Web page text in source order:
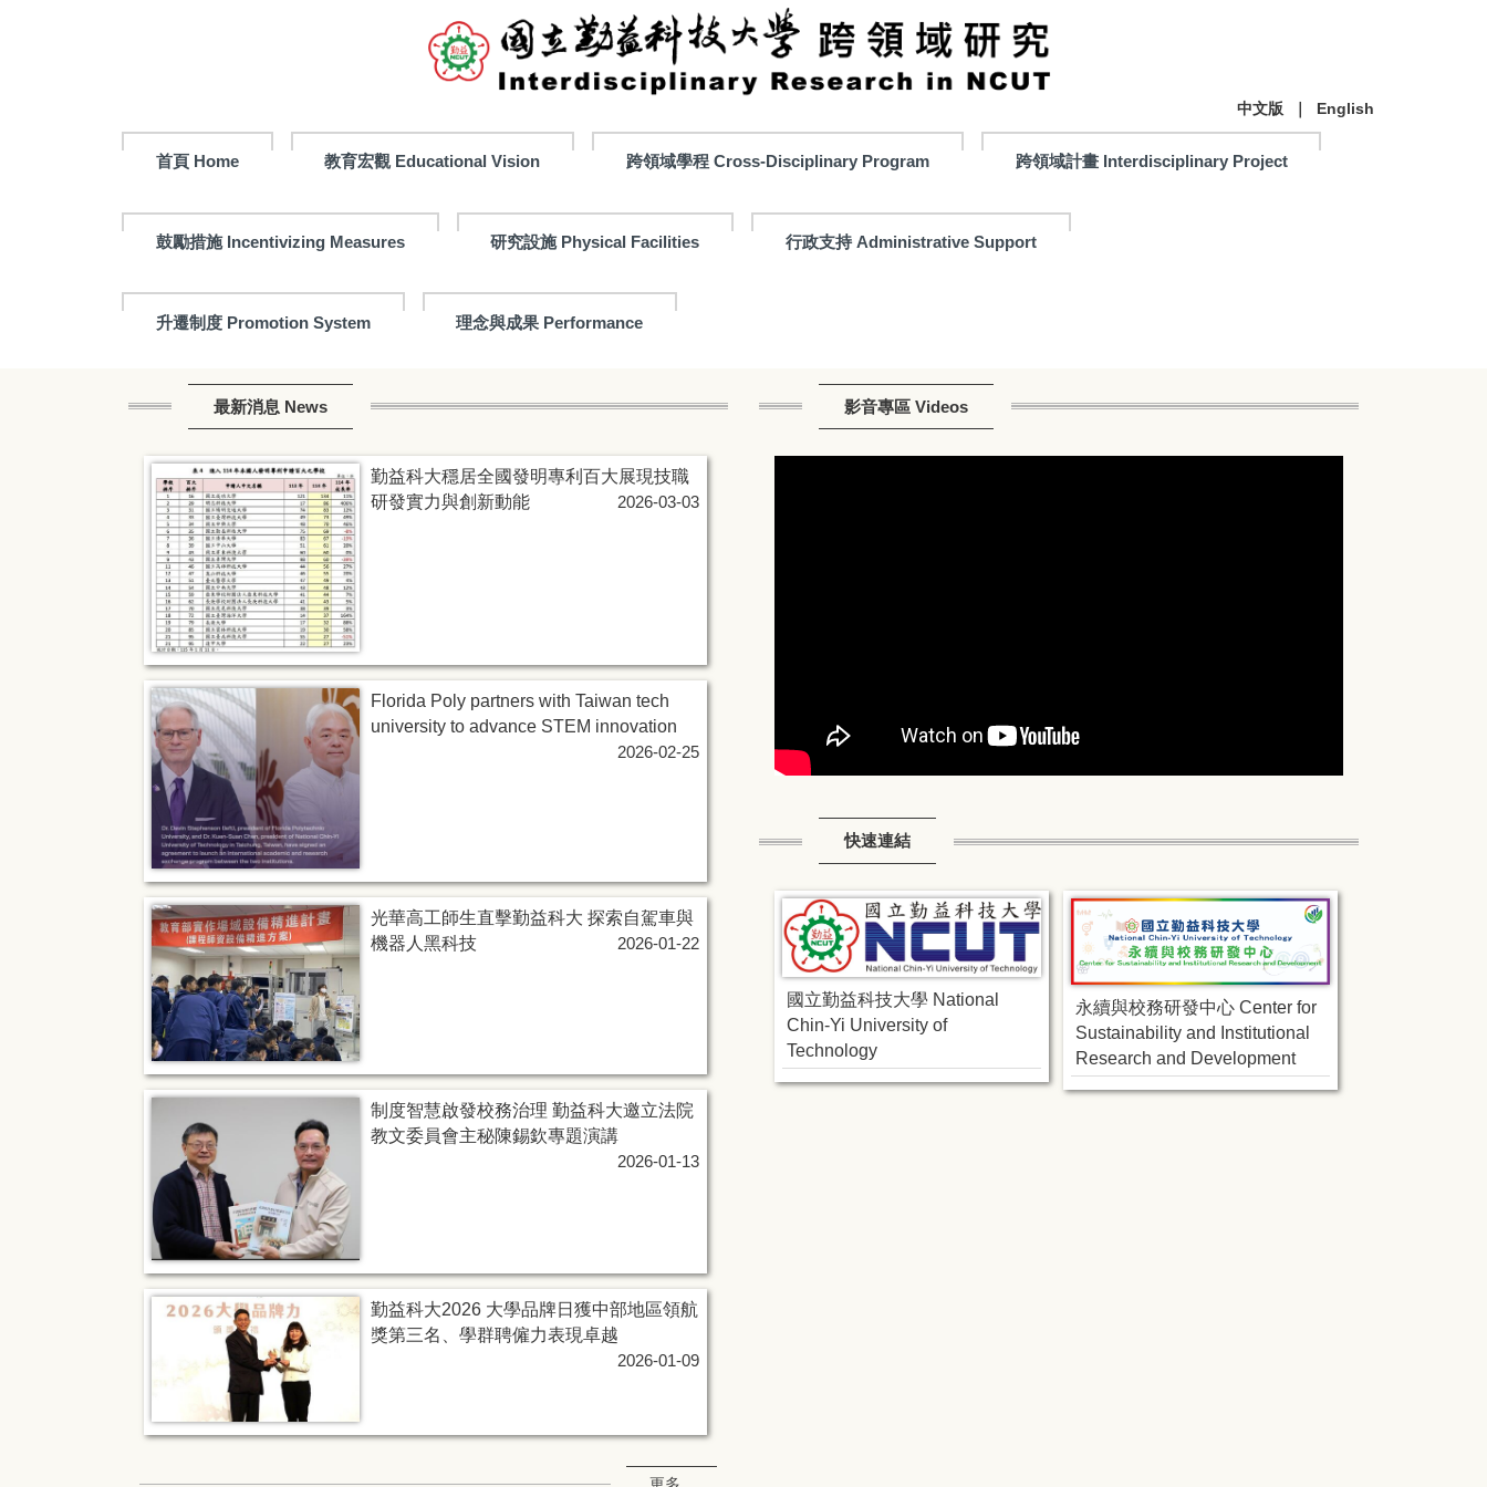
中文版 English
首頁 Home 教育宏觀 Educational Vision 跨領域學程 Cross-Disciplinary Program 跨領域計畫 Interdisciplinary Project
鼓勵措施 Incentivizing Measures 研究設施 Physical Facilities 行政支持 Administrative Support
升遷制度 Promotion System 理念與成果 Performance
最新消息 News
勤益科大穩居全國發明專利百大展現技職
研發實力與創新動能
2026-03-03
Florida Poly partners with Taiwan tech
university to advance STEM innovation
2026-02-25
光華高工師生直擊勤益科大 探索自駕車與
機器人黑科技
2026-01-22
制度智慧啟發校務治理 勤益科大邀立法院
教文委員會主秘陳錫欽專題演講
2026-01-13
勤益科大2026 大學品牌日獲中部地區領航
獎第三名、學群聘僱力表現卓越
2026-01-09
更多...
影音專區 Videos
快速連結
國立勤益科技大學 National
Chin-Yi University of
Technology
永續與校務研發中心 Center for
Sustainability and Institutional
Research and Development